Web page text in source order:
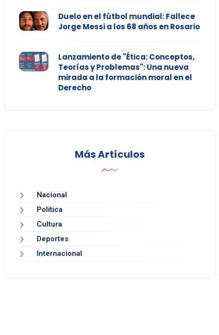
Duelo en el fútbol mundial: Fallece
Jorge Messi a los 68 años en Rosario
Lanzamiento de "Ética: Conceptos,
Teorías y Problemas": Una nueva
mirada a la formación moral en el
Derecho
Más Artículos
Nacional
Política
Cultura
Deportes
Internacional